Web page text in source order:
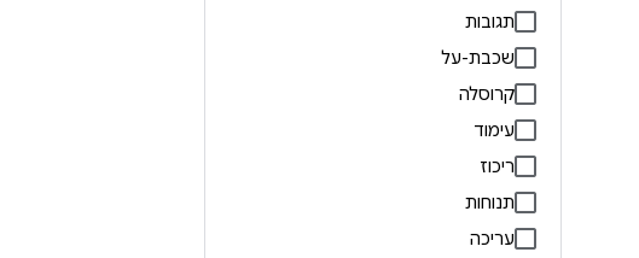
תגובות
שכבת-על
קרוסלה
עימוד
ריכוז
תנוחות
עריכה